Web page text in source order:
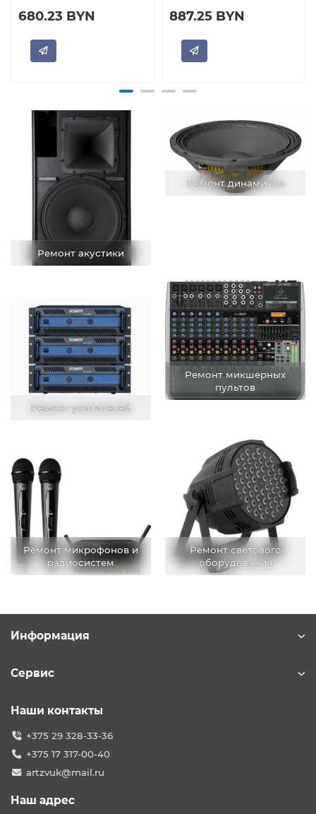
680.23 BYN 887.25 BYN
Ремонт акустики
Ремонт динамиков
Ремонт усилителей
Ремонт микшерных
пультов
Ремонт микрофонов и
радиосистем
Ремонт светового
оборудования
Информация
Сервис
Наши контакты
+375 29 328-33-36
+375 17 317-00-40
artzvuk@mail.ru
Наш адрес